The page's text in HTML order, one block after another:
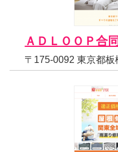
ＡＤＬＯＯＰ合
〒175-0092 東京都